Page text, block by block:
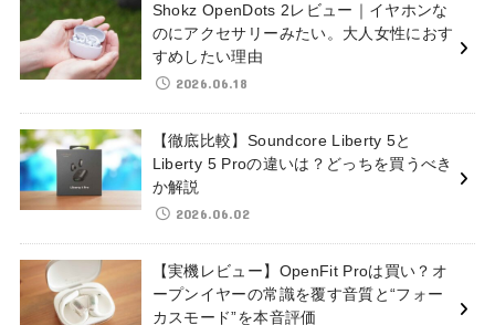
Shokz OpenDots 2レビュー｜イヤホンな
のにアクセサリーみたい。大人女性におす
すめしたい理由
2026.06.18
【徹底比較】Soundcore Liberty 5と
Liberty 5 Proの違いは？どっちを買うべき
か解説
2026.06.02
【実機レビュー】OpenFit Proは買い？オ
ープンイヤーの常識を覆す音質と“フォー
カスモード”を本音評価